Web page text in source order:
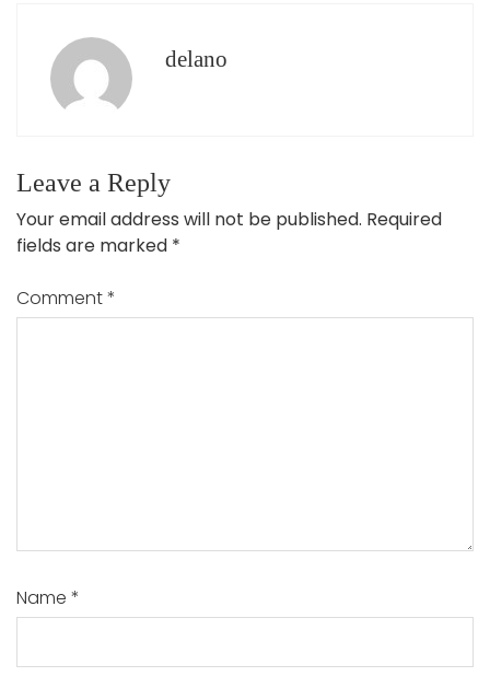
delano
Leave a Reply
Your email address will not be published. Required
fields are marked *
Comment*
Name *